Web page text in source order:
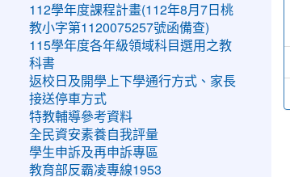
112學年度課程計畫(112年8月7日桃
教小字第1120075257號函備查)
115學年度各年級領域科目選用之教
科書
返校日及開學上下學通行方式、家長
接送停車方式
特教輔導參考資料
全民資安素養自我評量
學生申訴及再申訴專區
教育部反霸凌專線1953